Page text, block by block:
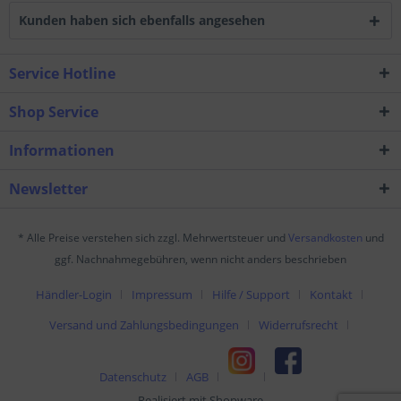
Kunden haben sich ebenfalls angesehen
Service Hotline
Shop Service
Informationen
Newsletter
* Alle Preise verstehen sich zzgl. Mehrwertsteuer und Versandkosten und
ggf. Nachnahmegebühren, wenn nicht anders beschrieben
Händler-Login Impressum Hilfe / Support
Kontakt
Versand und Zahlungsbedingungen
Widerrufsrecht
Datenschutz
AGB